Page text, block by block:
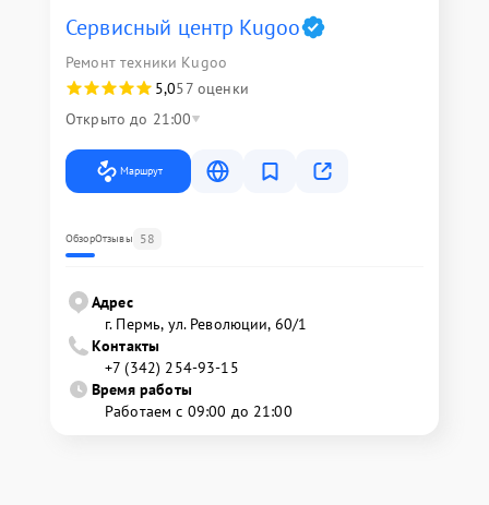
Сервисный центр Kugoo
Ремонт техники Kugoo
5,057 оценки
Открыто до 21:00
Маршрут
ОбзорОтзывы 58
Адрес
г. Пермь, ул. ​Революции, 60/1
Контакты
+7 (342) 254-93-15
Время работы
Работаем с 09:00 до 21:00